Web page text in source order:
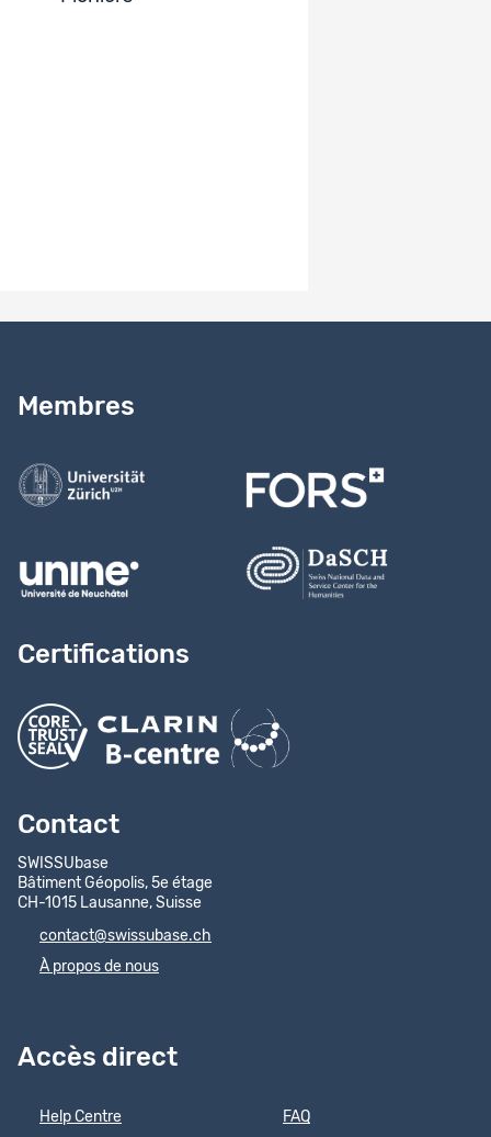
Membres
Certifications
Contact
SWISSUbase
Bâtiment Géopolis, 5e étage
CH-1015 Lausanne, Suisse
contact@swissubase.ch
À propos de nous
Accès direct
Help Centre FAQ